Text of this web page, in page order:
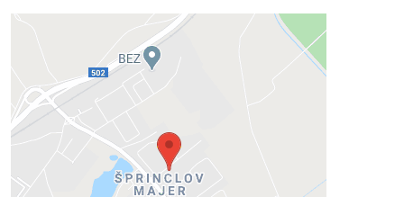
Externý obsah je blokovaný
Prajete si načítať externý obsah?
Povoliť tentokrát